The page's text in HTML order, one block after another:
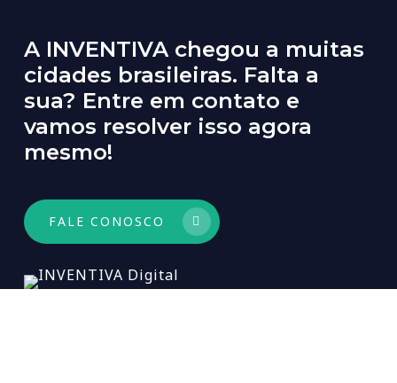
A INVENTIVA chegou a muitas
cidades brasileiras. Falta a
sua? Entre em contato e
vamos resolver isso agora
mesmo!
FALE CONOSCO